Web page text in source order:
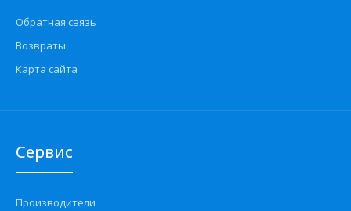
Применение на автомобилях семейства ВАЗ 2109, 21099,
Лада Самара, 2113, 2114, 2115, Лада Самара, 211..
Обратная связь
Возвраты
Карта сайта
Сервис
Производители